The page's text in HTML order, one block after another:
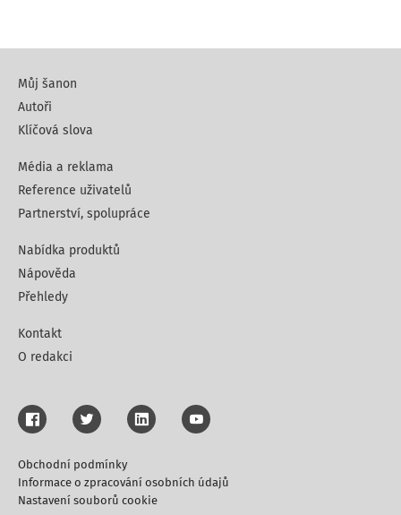
Můj šanon
Autoři
Klíčová slova
Média a reklama
Reference uživatelů
Partnerství, spolupráce
Nabídka produktů
Nápověda
Přehledy
Kontakt
O redakci
Obchodní podmínky
Informace o zpracování osobních údajů
Nastavení souborů cookie